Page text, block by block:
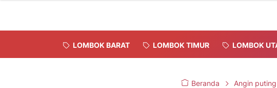
LOMBOK BARAT LOMBOK TIMUR LOMBOK
Beranda Angin